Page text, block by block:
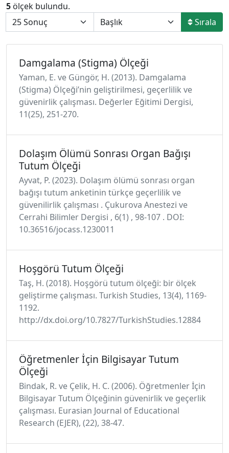
5 ölçek bulundu.
Sırala
Damgalama (Stigma) Ölçeği
Yaman, E. ve Güngör, H. (2013). Damgalama
(Stigma) Ölçeği’nin geliştirilmesi, geçerlilik ve
güvenirlik çalışması. Değerler Eğitimi Dergisi,
11(25), 251-270.
Dolaşım Ölümü Sonrası Organ Bağışı
Tutum Ölçeği
Ayvat, P. (2023). Dolaşım ölümü sonrası organ
bağışı tutum anketinin türkçe geçerlilik ve
güvenilirlik çalışması . Çukurova Anestezi ve
Cerrahi Bilimler Dergisi , 6(1) , 98-107 . DOI:
10.36516/jocass.1230011
Hoşgörü Tutum Ölçeği
Taş, H. (2018). Hoşgörü tutum ölçeği: bir ölçek
geliştirme çalışması. Turkish Studies, 13(4), 1169-
1192.
http://dx.doi.org/10.7827/TurkishStudies.12884
Öğretmenler İçin Bilgisayar Tutum
Ölçeği
Bindak, R. ve Çelik, H. C. (2006). Öğretmenler İçin
Bilgisayar Tutum Ölçeğinin güvenirlik ve geçerlik
çalışması. Eurasian Journal of Educational
Research (EJER), (22), 38-47.